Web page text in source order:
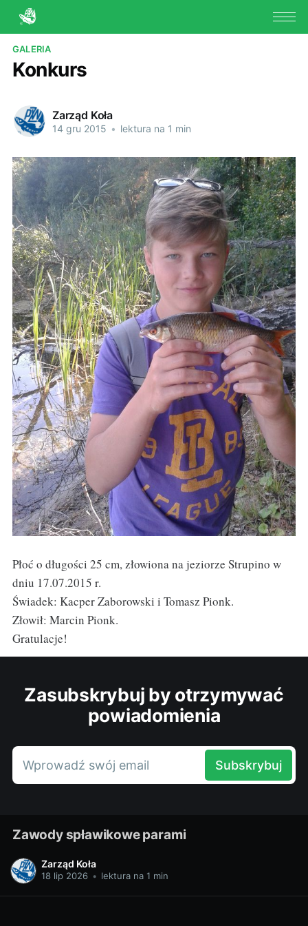
GALERIA
Konkurs
Zarząd Koła
14 gru 2015 • lektura na 1 min
Płoć o długości 25 cm, złowiona na jeziorze Strupino w
dniu 17.07.2015 r.
Świadek: Kacper Zaborowski i Tomasz Pionk.
Złowił: Marcin Pionk.
Gratulacje!
Zasubskrybuj by otrzymywać
powiadomienia
Wprowadź swój email Subskrybuj
Zawody spławikowe parami
Zarząd Koła
18 lip 2026 • lektura na 1 min